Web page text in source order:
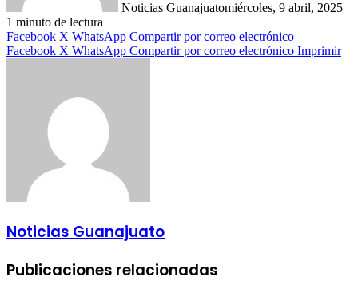
Noticias Guanajuatomiércoles, 9 abril, 2025
1 minuto de lectura
Facebook X WhatsApp Compartir por correo electrónico
Facebook X WhatsApp Compartir por correo electrónico Imprimir
Noticias Guanajuato
Publicaciones relacionadas